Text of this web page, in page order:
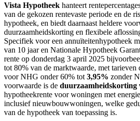
Vista Hypotheek hanteert
van de gekozen rentevaste periode en de
hypotheek, en biedt daarnaast heldere
duurzaamheidskorting en flexibele
Specifiek voor een annuïteitenhypotheek
van 10 jaar en Nationale Hypotheek
rente op donderdag 3 april 2025
tot 80% van de marktwaarde, met tarieven
voor NHG onder 60% tot 3,95% zonder
voorwaarde is de duurzaamheidskorting
hypotheekrente voor woningen met
inclusief nieuwbouwwoningen, welke
van de hypotheek van toepassing is.